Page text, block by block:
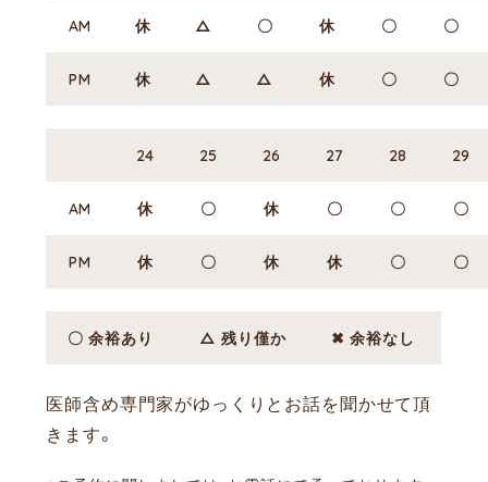
AM 休 △ 〇 休 〇 〇
PM 休 △ △ 休 〇 〇
24 25 26 27 28 29
AM 休 〇 休 〇 〇 〇
PM 休 〇 休 休 〇 〇
〇 余裕あり △ 残り僅か ✖ 余裕なし
医師含め専門家がゆっくりとお話を聞かせて頂
きます。